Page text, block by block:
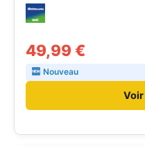
49,99 €
Nouveau